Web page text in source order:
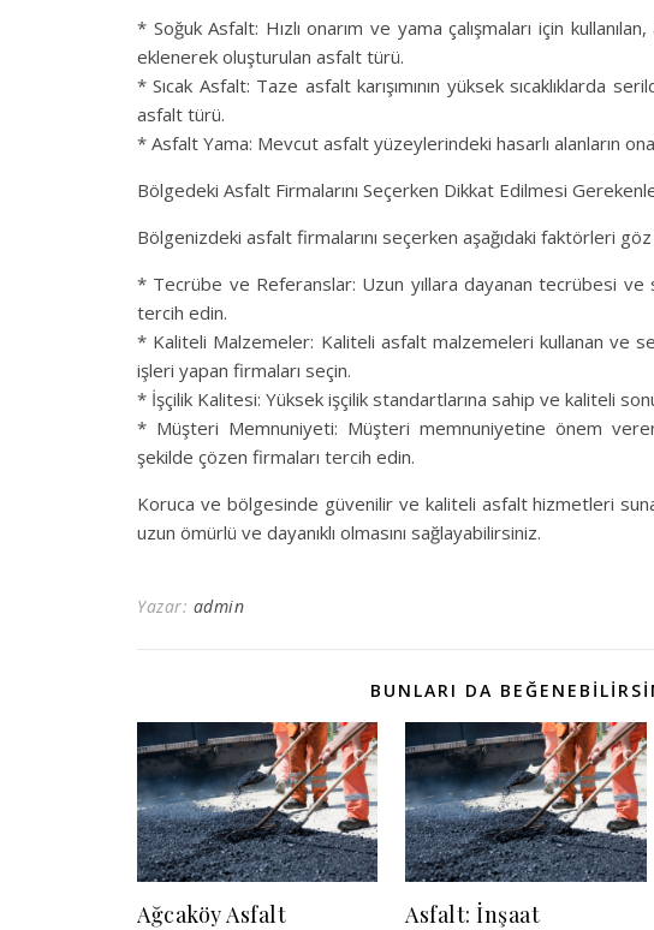
* Soğuk Asfalt: Hızlı onarım ve yama çalışmaları için
eklenerek oluşturulan asfalt türü.
* Sıcak Asfalt: Taze asfalt karışımının yüksek sıcaklıklarda
asfalt türü.
* Asfalt Yama: Mevcut asfalt yüzeylerindeki hasarlı alanların
Bölgedeki Asfalt Firmalarını Seçerken Dikkat Edilmesi
Bölgenizdeki asfalt firmalarını seçerken aşağıdaki faktörleri
* Tecrübe ve Referanslar: Uzun yıllara dayanan tecrübesi ve
tercih edin.
* Kaliteli Malzemeler: Kaliteli asfalt malzemeleri kullanan ve
işleri yapan firmaları seçin.
* İşçilik Kalitesi: Yüksek işçilik standartlarına sahip ve kaliteli
* Müşteri Memnuniyeti: Müşteri memnuniyetine önem
şekilde çözen firmaları tercih edin.
Koruca ve bölgesinde güvenilir ve kaliteli asfalt hizmetleri
uzun ömürlü ve dayanıklı olmasını sağlayabilirsiniz.
Yazar: admin
BUNLARI DA
Ağcaköy Asfalt
Asfalt: İnşaat